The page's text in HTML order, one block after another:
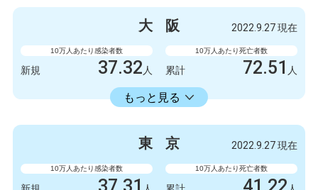
大 阪 2022.9.27 現在
10万人あたり感染者数
新規 37.32 人
10万人あたり死亡者数
累計 72.51 人
もっと見る
23598.73人
3300人 新規
6412
東 京 2022.9.27 現在
10万人あたり感染者数 10万人あたり死亡者数